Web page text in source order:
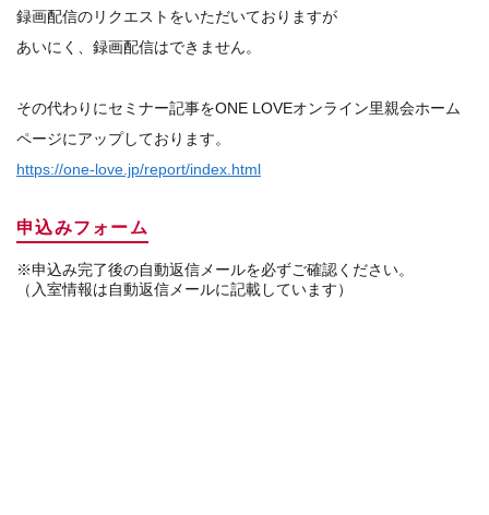
録画配信のリクエストをいただいておりますが
あいにく、録画配信はできません。
その代わりにセミナー記事をONE LOVEオンライン里親会ホーム
ページにアップしております。
https://one-love.jp/report/index.html
申込みフォーム
※申込み完了後の自動返信メールを必ずご確認ください。
（入室情報は自動返信メールに記載しています）